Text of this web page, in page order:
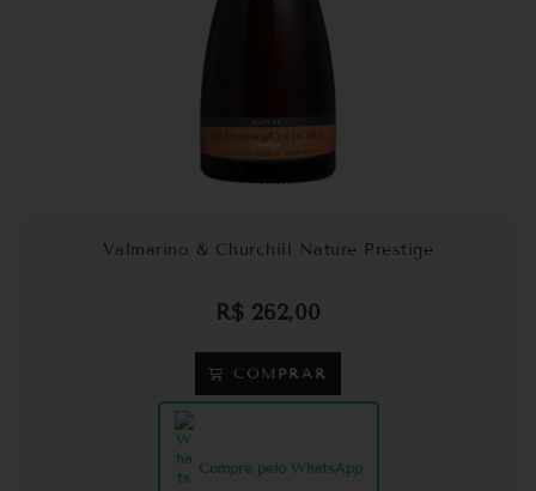
Valmarino & Churchill Nature Prestige
R$ 262,00
COMPRAR
Compre pelo WhatsApp